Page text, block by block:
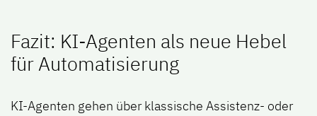
Fazit: KI-Agenten als neue Hebel
für Automatisierung
KI-Agenten gehen über klassische Assistenz- oder